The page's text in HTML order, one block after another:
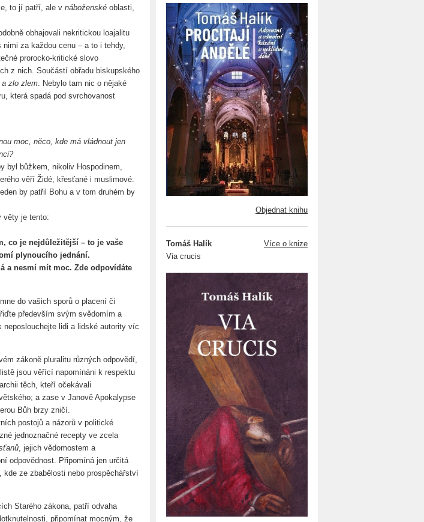
to jí patří, ale v náboženské oblasti,
obhajovali nekritickou loajalitu
za každou cenu – a to i tehdy,
prorocko-kritické slovo
z nich. Součástí obřadu biskupského
a zlo zlem . Nebylo tam nic o nějaké
která spadá pod svrchovanost
moc, něco, kde má vládnout jen
byl bůžkem, nikoliv Hospodinem,
věří Židé, křesťané i muslimové.
by patřil Bohu a v tom druhém by
věty je tento:
co je nejdůležitější – to je vaše
plynoucího jednání.
a nesmí mít moc. Zde odpovídáte
do vašich sporů o placení či
především svým svědomím a
lidi a lidské autority víc
zákoně pluralitu různých odpovědí,
jsou věřící napomínáni k respektu
těch, kteří očekávali
a zase v Janově Apokalypse
Bůh brzy zničí.
postojů a názorů v politické
jednoznačné recepty ve zcela
, jejich vědomostem a
odpovědnost. Připomíná jen určitá
ze zbabělosti nebo prospěchářství
Starého zákona, patří odvaha
připomínat mocným, že
Objednat knihu
Tomáš Halík
Více o knize
Via crucis